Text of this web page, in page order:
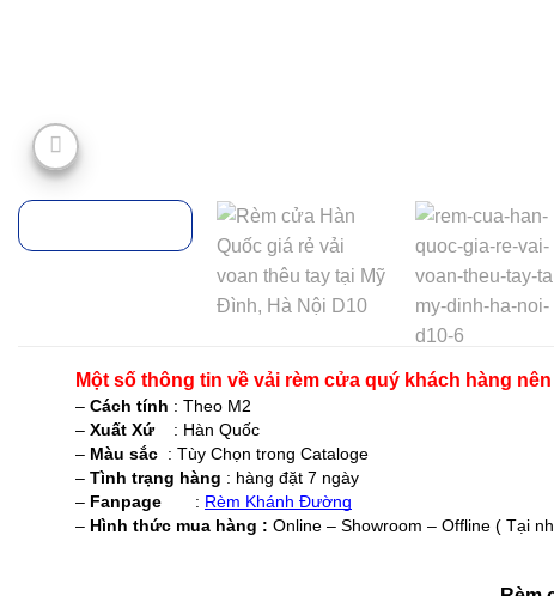
Một số thông tin về vải rèm cửa quý khách hàng
– Cách tính : Theo M2
– Xuất Xứ
: Hàn Quốc
– Màu sắc : Tùy Chọn trong Cataloge
– Tình trạng hàng : hàng đặt 7 ngày
– Fanpage : Rèm Khánh Đường
– Hình thức mua hàng : Online – Showroom – Offline ( Tại